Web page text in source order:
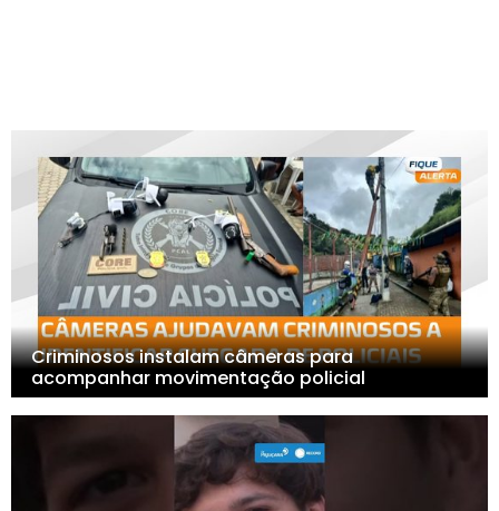
Criminosos instalam câmeras para
acompanhar movimentação policial